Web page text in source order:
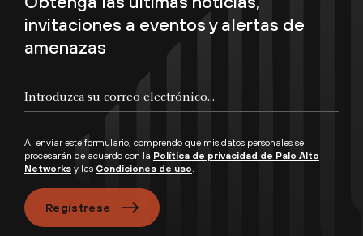
invitaciones a eventos y alertas de
amenazas
Al enviar este formulario, comprendo que mis datos personales se
procesarán de acuerdo con la Política de privacidad de Palo Alto
Networks y las Condiciones de uso.
Regístrese